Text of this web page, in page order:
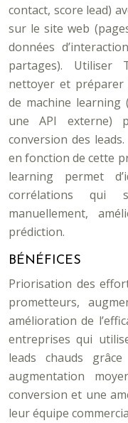
contact, score lead)
sur le site web
données
partages). Utiliser
nettoyer et préparer
de machine learning
une API externe)
conversion des
en fonction de cette
learning permet
corrélations qui
manuellement,
prédiction.
BÉNÉFICES
Priorisation des
prometteurs,
amélioration de
entreprises qui
leads chauds
augmentation
conversion et une
leur équipe